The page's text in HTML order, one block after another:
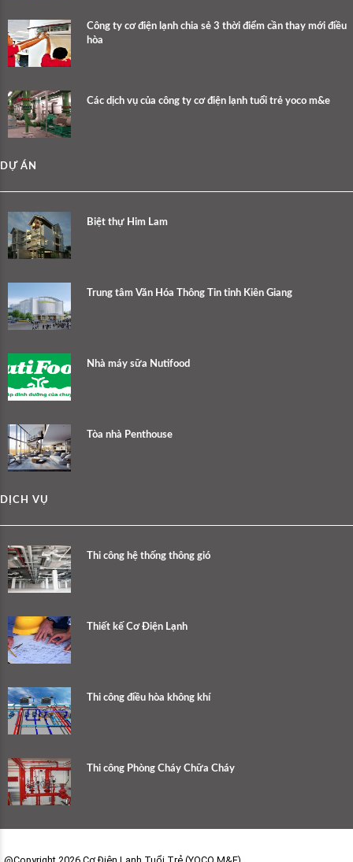
Công ty cơ điện lạnh chia sẻ 3 thời điểm cần thay mới điều
hòa
Các dịch vụ của công ty cơ điện lạnh tuổi trẻ yoco m&e
DỰ ÁN
Biệt thự Him Lam
Trung tâm Văn Hóa Thông Tin tỉnh Kiên Giang
Nhà máy sữa Nutifood
Tòa nhà Penthouse
DỊCH VỤ
Thi công hệ thống thông gió
Thiết kế Cơ Điện Lạnh
Thi công điều hòa không khí
Thi công Phòng Cháy Chữa Cháy